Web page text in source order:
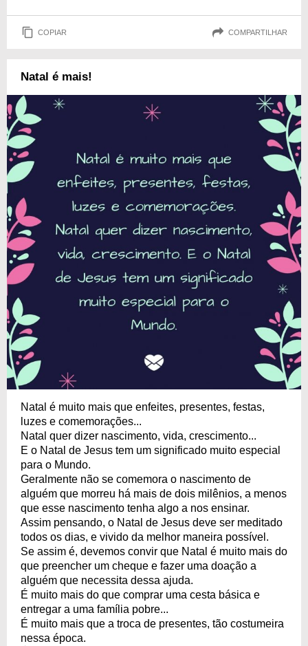
COPIAR COMPARTILHAR
Natal é mais!
Natal é muito mais que enfeites, presentes, festas,
luzes e comemorações...
Natal quer dizer nascimento, vida, crescimento...
E o Natal de Jesus tem um significado muito especial
para o Mundo.
Geralmente não se comemora o nascimento de
alguém que morreu há mais de dois milênios, a menos
que esse nascimento tenha algo a nos ensinar.
Assim pensando, o Natal de Jesus deve ser meditado
todos os dias, e vivido da melhor maneira possível.
Se assim é, devemos convir que Natal é muito mais do
que preencher um cheque e fazer uma doação a
alguém que necessita dessa ajuda.
É muito mais do que comprar uma cesta básica e
entregar a uma família pobre...
É muito mais que a troca de presentes, tão costumeira
nessa época.